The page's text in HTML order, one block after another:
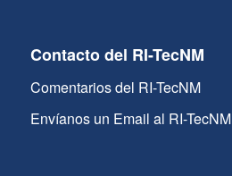
Contacto del RI-TecNM
Comentarios del RI-TecNM
Envíanos un Email al RI-TecNM